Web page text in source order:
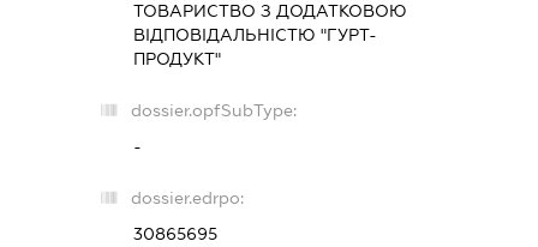
ТОВАРИСТВО З ДОДАТКОВОЮ
ВІДПОВІДАЛЬНІСТЮ "ГУРТ-
ПРОДУКТ"
dossier.opfSubType:
-
dossier.edrpo:
30865695